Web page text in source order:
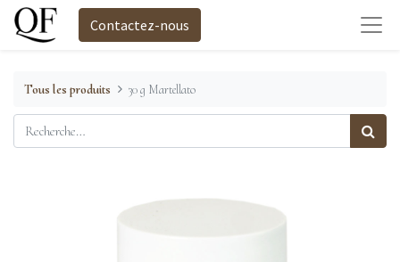
Contactez-nous
Tous les produits 30 g Martellato